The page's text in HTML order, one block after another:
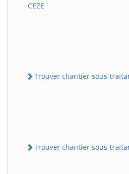
CEZE
Trouver chantier sous-
Trouver chantier sous-